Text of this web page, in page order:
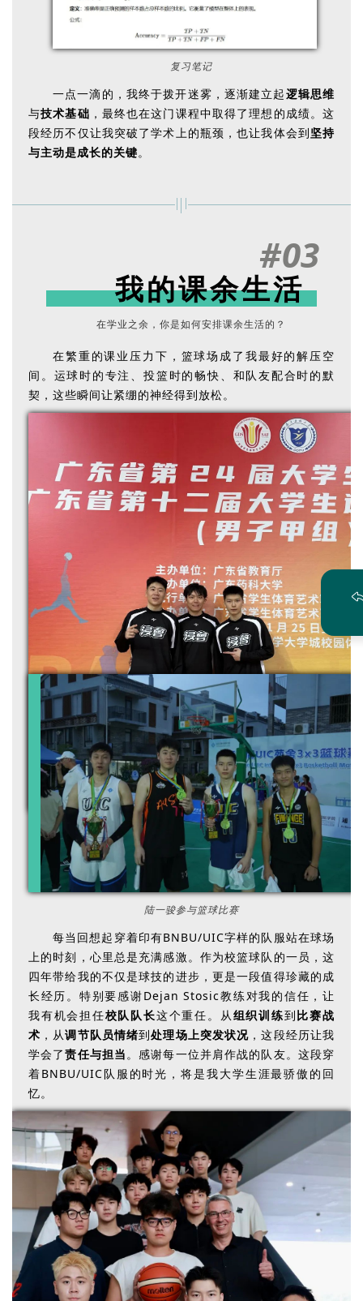
复习笔记
一点一滴的，我终于拨开迷雾，逐渐建立起逻辑思维
与技术基础 ，最终也在这门课程中取得了理想的成绩。这
段经历不仅让我突破了学术上的瓶颈，也让我体会到坚持
与主动是成长的关键。
#03
我的课余生活
在学业之余，你是如何安排课余生活的？
在繁重的课业压力下，篮球场成了我最好的解压空
间。运球时的专注、投篮时的畅快、和队友配合时的默
契，这些瞬间让紧绷的神经得到放松。
陆一骏参与篮球比赛
每当回想起穿着印有BNBU/UIC字样的队服站在球场
上的时刻，心里总是充满感激。作为校篮球队的一员，这
四年带给我的不仅是球技的进步，更是一段值得珍藏的成
长经历。特别要感谢Dejan Stosic教练对我的信任，让
我有机会担任校队队长这个重任。从 组织训练到比赛战
术 ，从调节队员情绪到处理场上突发状况 ，这段经历让我
学会了责任与担当 。感谢每一位并肩作战的队友。这段穿
着BNBU/UIC队服的时光，将是我大学生涯最骄傲的回
忆。